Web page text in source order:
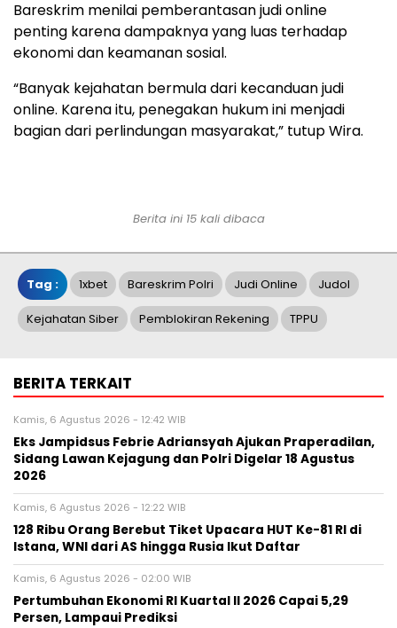
Bareskrim menilai pemberantasan judi online
penting karena dampaknya yang luas terhadap
ekonomi dan keamanan sosial.
“Banyak kejahatan bermula dari kecanduan judi
online. Karena itu, penegakan hukum ini menjadi
bagian dari perlindungan masyarakat,” tutup Wira.
Berita ini 15 kali dibaca
Tag : 1xbet Bareskrim Polri Judi Online Judol
Kejahatan Siber Pemblokiran Rekening TPPU
BERITA TERKAIT
Kamis, 6 Agustus 2026 - 12:42 WIB
Eks Jampidsus Febrie Adriansyah Ajukan Praperadilan,
Sidang Lawan Kejagung dan Polri Digelar 18 Agustus
2026
Kamis, 6 Agustus 2026 - 12:22 WIB
128 Ribu Orang Berebut Tiket Upacara HUT Ke-81 RI di
Istana, WNI dari AS hingga Rusia Ikut Daftar
Kamis, 6 Agustus 2026 - 02:00 WIB
Pertumbuhan Ekonomi RI Kuartal II 2026 Capai 5,29
Persen, Lampaui Prediksi